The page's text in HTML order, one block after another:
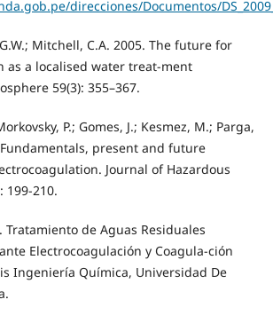
direcciones/Documentos/
Mitchell, C.A. 2005. The future for
as a localised water treat-ment
59(3): 355–367.
P.; Gomes, J.; Kesmez, M.; Parga,
Fundamentals, present and future
Journal of Hazardous
199-210.
Tratamiento de Aguas Residuales
Electrocoagulación y Coagula-ción
Ingeniería Química, Universidad De